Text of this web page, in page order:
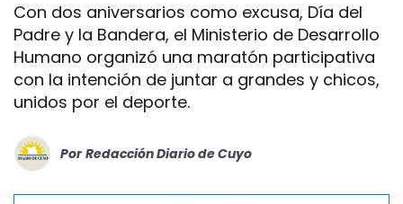
Con dos aniversarios como excusa, Día del
Padre y la Bandera, el Ministerio de Desarrollo
Humano organizó una maratón participativa
con la intención de juntar a grandes y chicos,
unidos por el deporte.
Por Redacción Diario de Cuyo